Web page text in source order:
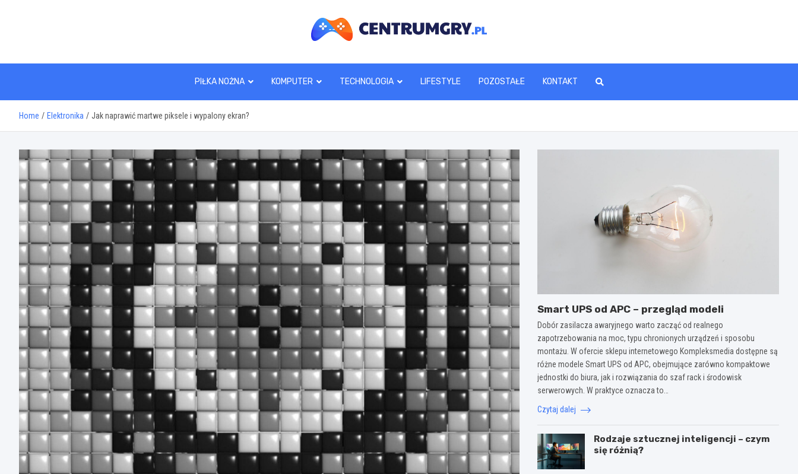
centrumgry.pl
PIŁKA NOŻNA KOMPUTER TECHNOLOGIA LIFESTYLE POZOSTAŁE KONTAKT
Home Elektronika Jak naprawić martwe piksele i wypalony ekran?
Smart UPS od APC – przegląd modeli
Dobór zasilacza awaryjnego warto zacząć od realnego
zapotrzebowania na moc, typu chronionych urządzeń i sposobu
montażu. W ofercie sklepu internetowego Kompleksmedia dostępne są
różne modele Smart UPS od APC, obejmujące zarówno kompaktowe
jednostki do biura, jak i rozwiązania do szaf rack i środowisk
serwerowych. W praktyce oznacza to…
Czytaj dalej
Rodzaje sztucznej inteligencji – czym
się różnią?